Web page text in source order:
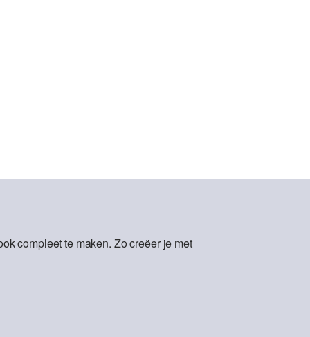
compleet te maken. Zo creëer je met